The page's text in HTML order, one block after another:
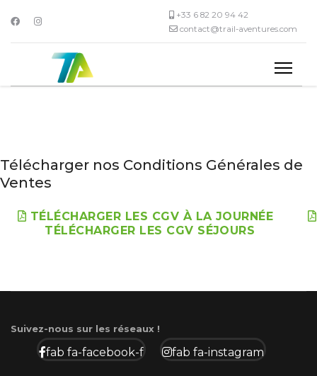
+33 6 82 20 94 42
contact@trail-aventures.com
Télécharger nos Conditions Générales de
Ventes
TÉLÉCHARGER LES CGV À LA JOURNÉE
TÉLÉCHARGER LES CGV SÉJOURS
Suivez-nous sur les réseaux !
fab fa-facebook-f fab fa-instagram